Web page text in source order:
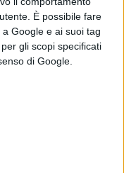
È possibile fare
Google e ai suoi tag
gli scopi specificati
di Google.
in